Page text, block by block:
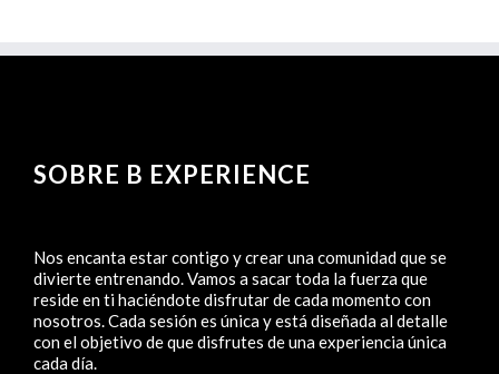
SOBRE B EXPERIENCE
Nos encanta estar contigo y crear una comunidad que se
divierte entrenando. Vamos a sacar toda la fuerza que
reside en ti haciéndote disfrutar de cada momento con
nosotros. Cada sesión es única y está diseñada al detalle
con el objetivo de que disfrutes de una experiencia única
cada día.